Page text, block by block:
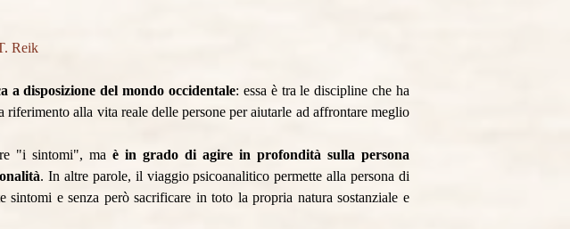
Reik
a disposizione del mondo occidentale: essa è tra le discipline che ha
alla vita reale delle persone per aiutarle ad affrontare meglio
"i sintomi", maè in grado di agire in profondità sulla persona
. In altre parole, il viaggio psicoanalitico permette alla persona di
sintomi e senza però sacrificare in toto la propria natura sostanziale e